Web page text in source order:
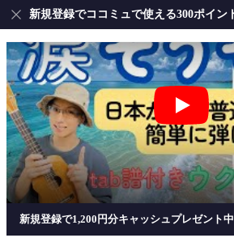
新規登録でココミュで使える300ポイン
【ウクレ
新規登録で1,200円分キャッシュプレゼント中